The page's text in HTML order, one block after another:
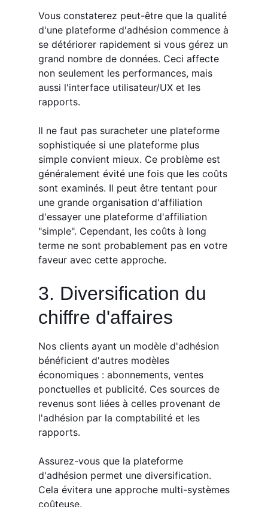
Vous constaterez peut-être que la qualité
d'une plateforme d'adhésion commence à
se détériorer rapidement si vous gérez un
grand nombre de données. Ceci affecte
non seulement les performances, mais
aussi l'interface utilisateur/UX et les
rapports.
Il ne faut pas suracheter une plateforme
sophistiquée si une plateforme plus
simple convient mieux. Ce problème est
généralement évité une fois que les coûts
sont examinés. Il peut être tentant pour
une grande organisation d'affiliation
d'essayer une plateforme d'affiliation
"simple". Cependant, les coûts à long
terme ne sont probablement pas en votre
faveur avec cette approche.
3. Diversification du
chiffre d'affaires
Nos clients ayant un modèle d'adhésion
bénéficient d'autres modèles
économiques : abonnements, ventes
ponctuelles et publicité. Ces sources de
revenus sont liées à celles provenant de
l'adhésion par la comptabilité et les
rapports.
Assurez-vous que la plateforme
d'adhésion permet une diversification.
Cela évitera une approche multi-systèmes
coûteuse.